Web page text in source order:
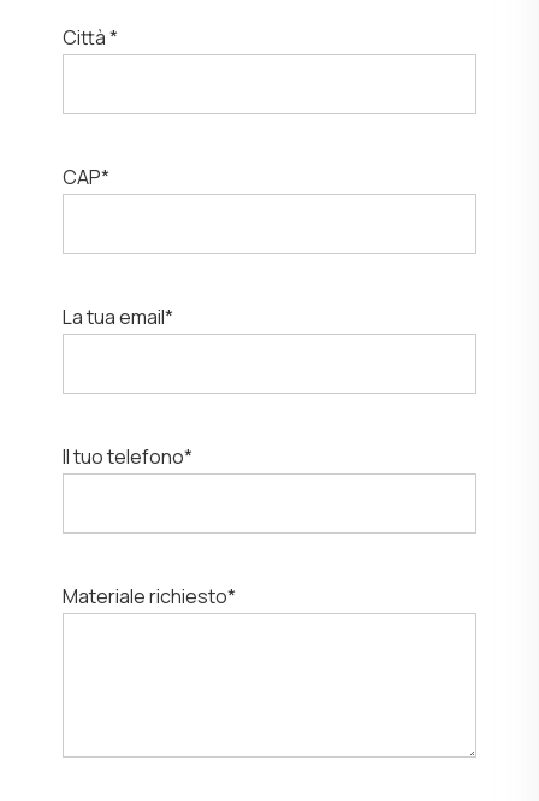
Città *
CAP*
La tua email*
Il tuo telefono*
Materiale richiesto*